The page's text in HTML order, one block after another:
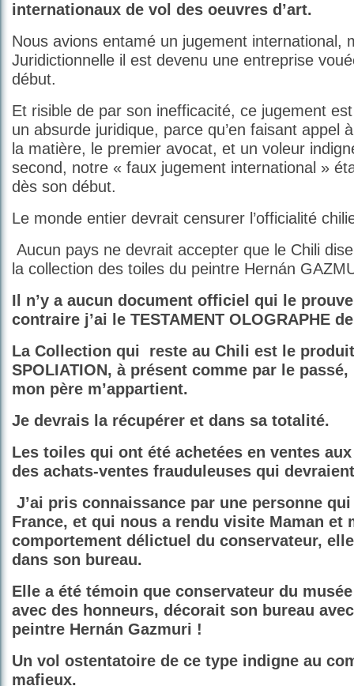
internationaux de vol des oeuvres d’art.
Nous avions entamé un jugement international,
Juridictionnelle il est devenu une entreprise
début.
Et risible de par son inefficacité, ce jugement
un absurde juridique, parce qu’en faisant appel
la matière, le premier avocat, et un voleur
second, notre « faux jugement international »
dès son début.
Le monde entier devrait censurer l’officialité
Aucun pays ne devrait accepter que le Chili
la collection des toiles du peintre Hernán
Il n’y a aucun document officiel qui le
contraire j’ai le TESTAMENT OLOGRAPHE
La Collection qui
reste au Chili est le produit
SPOLIATION, à présent comme par le
mon père m’appartient.
Je devrais la récupérer et dans sa totalité.
Les toiles qui ont été achetées en ventes
des achats-ventes frauduleuses qui
J’ai pris connaissance par une personne
France, et qui nous a rendu visite Maman et
comportement délictuel du conservateur,
dans son bureau.
Elle a été témoin que conservateur du
avec des honneurs, décorait son bureau
peintre Hernán Gazmuri !
Un vol ostentatoire de ce type indigne au
mafieux.